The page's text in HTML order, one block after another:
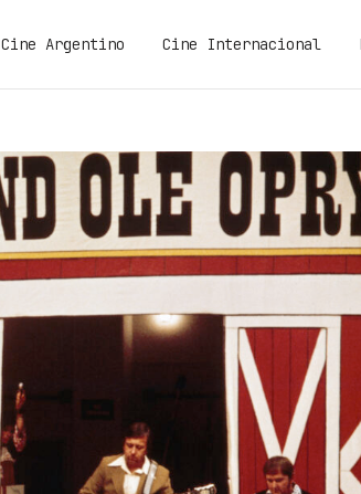
Cine Argentino Cine Internacional